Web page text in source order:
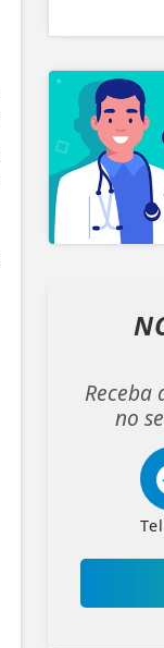
Receba
no